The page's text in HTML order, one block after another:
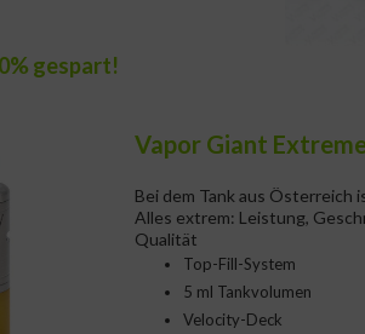
gespart!
Vapor Giant
Bei dem Tank aus Österreich
Alles extrem: Leistung,
Qualität
Top-Fill-System
5 ml Tankvolumen
Velocity-Deck